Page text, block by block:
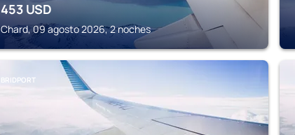
453 USD
Chard, 09 agosto 2026, 2 noches
BRIDPORT